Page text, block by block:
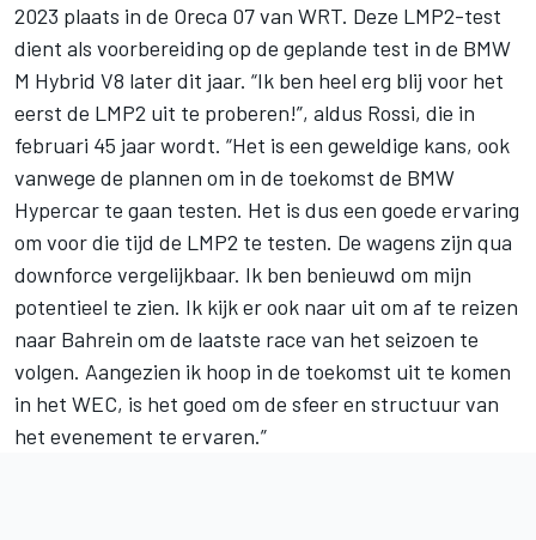
2023 plaats in de Oreca 07 van WRT. Deze LMP2-test
dient als voorbereiding op de geplande test in de BMW
M Hybrid V8 later dit jaar. “Ik ben heel erg blij voor het
eerst de LMP2 uit te proberen!”, aldus Rossi, die in
februari 45 jaar wordt. “Het is een geweldige kans, ook
vanwege de plannen om in de toekomst de BMW
Hypercar te gaan testen. Het is dus een goede ervaring
om voor die tijd de LMP2 te testen. De wagens zijn qua
downforce vergelijkbaar. Ik ben benieuwd om mijn
potentieel te zien. Ik kijk er ook naar uit om af te reizen
naar Bahrein om de laatste race van het seizoen te
volgen. Aangezien ik hoop in de toekomst uit te komen
in het WEC, is het goed om de sfeer en structuur van
het evenement te ervaren.”